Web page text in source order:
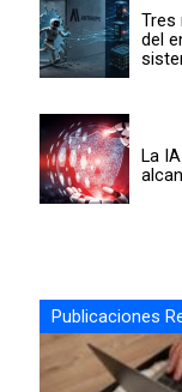
Tres
del
La
Publicaciones